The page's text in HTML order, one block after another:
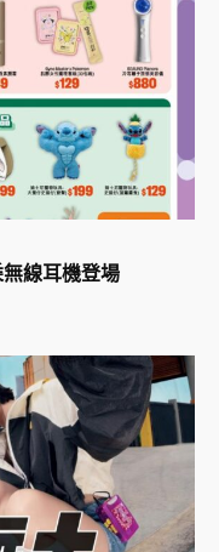
線耳機登場